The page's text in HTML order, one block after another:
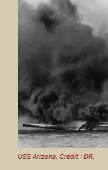
USS Arizona. Crédit : DR.